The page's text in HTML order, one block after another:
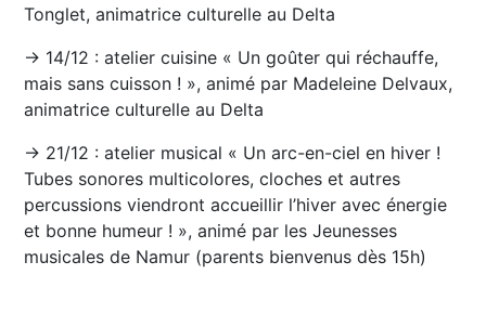
Tonglet, animatrice culturelle au Delta
→ 14/12 : atelier cuisine « Un goûter qui réchauffe,
mais sans cuisson ! », animé par Madeleine Delvaux,
animatrice culturelle au Delta
→ 21/12 : atelier musical « Un arc-en-ciel en hiver !
Tubes sonores multicolores, cloches et autres
percussions viendront accueillir l’hiver avec énergie
et bonne humeur ! », animé par les Jeunesses
musicales de Namur (parents bienvenus dès 15h)